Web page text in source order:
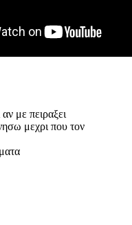
με πειραξει
μεχρι που τον